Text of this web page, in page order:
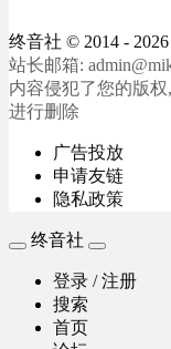
终音社 © 2014 - 2026
站长邮箱:
内容侵犯了您的版
进行删除
广告投放
申请友链
隐私政策
终音社
登录 / 注册
搜索
首页